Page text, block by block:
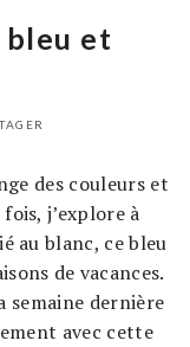
et
des couleurs et
j’explore à
au blanc, ce bleu
de vacances.
semaine dernière
avec cette